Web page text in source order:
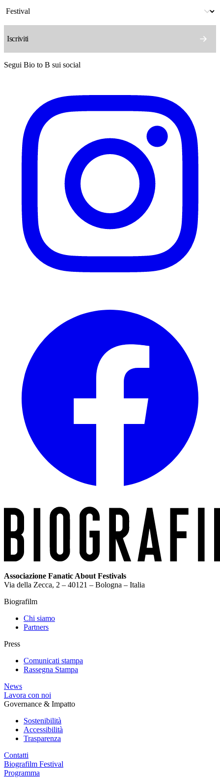
Segui Bio to B sui social
Associazione Fanatic About Festivals
Via della Zecca, 2 – 40121 – Bologna – Italia
Biografilm
Chi siamo
Partners
Press
Comunicati stampa
Rassegna Stampa
News
Lavora con noi
Governance & Impatto
Sostenibilità
Accessibilità
Trasparenza
Contatti
Biografilm Festival
Programma